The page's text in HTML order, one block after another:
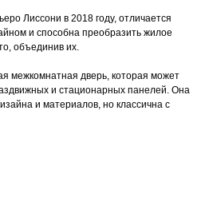
Лиссони в 2018 году, отличается
и способна преобразить жилое
объединив их.
межкомнатная дверь, которая может
и стационарных панелей. Она
и материалов, но классична с